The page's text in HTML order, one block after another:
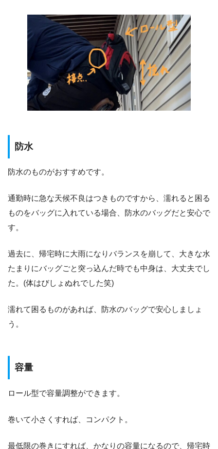
防水
防水のものがおすすめです。
通勤時に急な天候不良はつきものですから、濡れると困る
ものをバッグに入れている場合、防水のバッグだと安心で
す。
過去に、帰宅時に大雨になりバランスを崩して、大きな水
たまりにバッグごと突っ込んだ時でも中身は、大丈夫でし
た。(体はびしょぬれでした笑)
濡れて困るものがあれば、防水のバッグで安心しましょ
う。
容量
ロール型で容量調整ができます。
巻いて小さくすれば、コンパクト。
最低限の巻きにすれば、かなりの容量になるので、帰宅時